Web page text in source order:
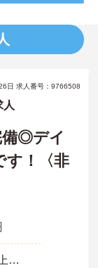
日 求人番号：9766508
人
備◎デイ
す！〈非
大阪府 枚方市 大山之上北町5-1-3F